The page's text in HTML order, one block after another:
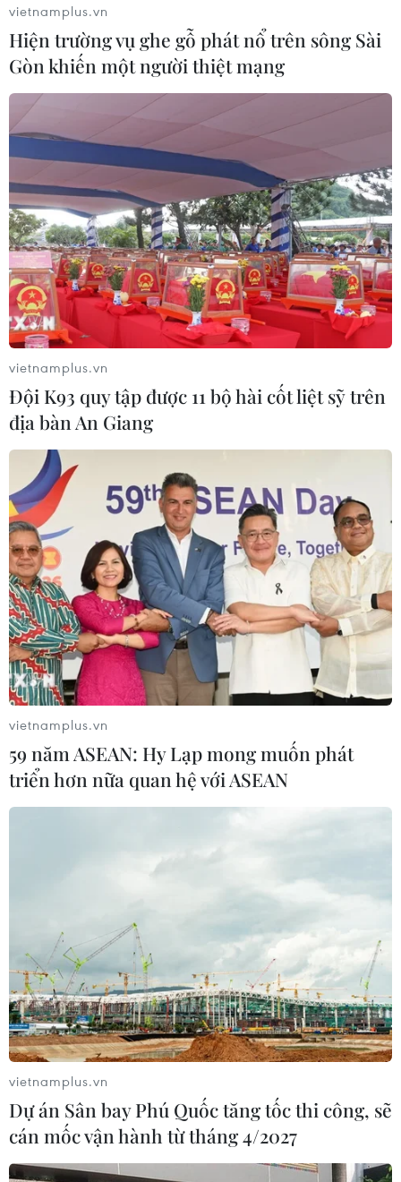
vietnamplus.vn
Hiện trường vụ ghe gỗ phát nổ trên sông Sài
Gòn khiến một người thiệt mạng
vietnamplus.vn
Đội K93 quy tập được 11 bộ hài cốt liệt sỹ trên
địa bàn An Giang
vietnamplus.vn
59 năm ASEAN: Hy Lạp mong muốn phát
triển hơn nữa quan hệ với ASEAN
vietnamplus.vn
Dự án Sân bay Phú Quốc tăng tốc thi công, sẽ
cán mốc vận hành từ tháng 4/2027